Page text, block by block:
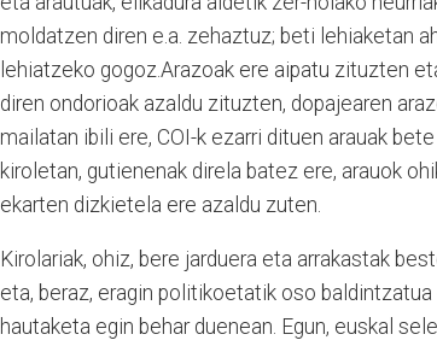
moldatzen diren e.a. zehaztuz; beti lehiaketan
lehiatzeko gogoz.Arazoak ere aipatu zituzten
diren ondorioak azaldu zituzten, dopajearen
mailatan ibili ere, COI-k ezarri dituen arauak
kiroletan, gutienenak direla batez ere, arauok
ekarten dizkietela ere azaldu zuten.
Kirolariak, ohiz, bere jarduera eta arrakastak
eta, beraz, eragin politikoetatik oso
hautaketa egin behar duenean. Egun, euskal